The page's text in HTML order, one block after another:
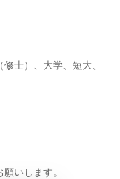
士）、大学、短大、
いします。